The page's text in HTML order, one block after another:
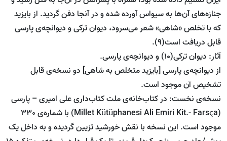
جنازه‌های آن‌ها به سیواس آورده شده و در آنجا دفن گردید. از بایزید
که با تخلص «شاهی» شعر می‌سرود، دیوان ترکی و دیوانچه‌ی پارسی
قابل دریافت است(9).
آثار: دیوان ترکی(10) و دیوانچه‌ی پارسی.
از دیوانچه‌ی پارسی [بایزید متخلص به شاهی] دو نسخه‌ی قابل
تشخیص آن موجود است.
نسخه‌ی نخست: در کتاب‌خانه‌ی ملت کتاب‌داری علی امیری – پارسی
(Millet Kütüphanesi Ali Emiri Kit.- Farsça) با شماره‌ی 330
موجود است. این نسخه با نقش خورشید تزیین گردیده و به داخل یک